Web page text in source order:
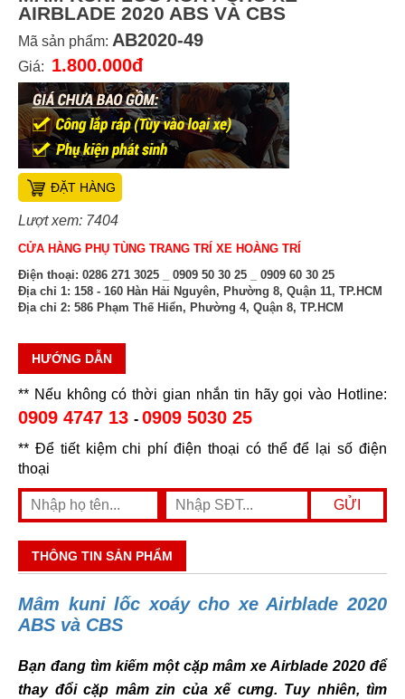
AIRBLADE 2020 ABS VÀ CBS
Mã sản phẩm: AB2020-49
Giá: 1.800.000đ
ĐẶT HÀNG
Lượt xem: 7404
CỬA HÀNG PHỤ TÙNG TRANG TRÍ XE HOÀNG TRÍ
Điện thoại: 0286 271 3025 _ 0909 50 30 25 _ 0909 60 30 25
Địa chỉ 1: 158 - 160 Hàn Hải Nguyên, Phường 8, Quận 11, TP.HCM
Địa chỉ 2: 586 Phạm Thế Hiển, Phường 4, Quận 8, TP.HCM
HƯỚNG DẪN
** Nếu không có thời gian nhắn tin hãy gọi vào Hotline:
0909 4747 13 - 0909 5030 25
** Để tiết kiệm chi phí điện thoại có thể để lại số điện
thoại
THÔNG TIN SẢN PHẨM
Mâm kuni lốc xoáy cho xe Airblade 2020
ABS và CBS
Bạn đang tìm kiếm một cặp mâm xe Airblade 2020 để
thay đổi cặp mâm zin của xế cưng. Tuy nhiên, tìm